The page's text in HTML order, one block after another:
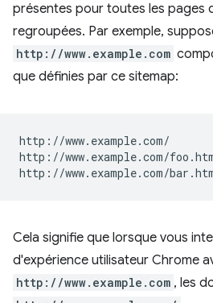
présentes pour toutes les pages
regroupées. Par exemple,
http://www.example.com
que définies par ce sitemap:
http://www.example.com/
http://www.example.com/
Cela signifie que lorsque vous
d'expérience utilisateur Chrome
http://www.example.com , les